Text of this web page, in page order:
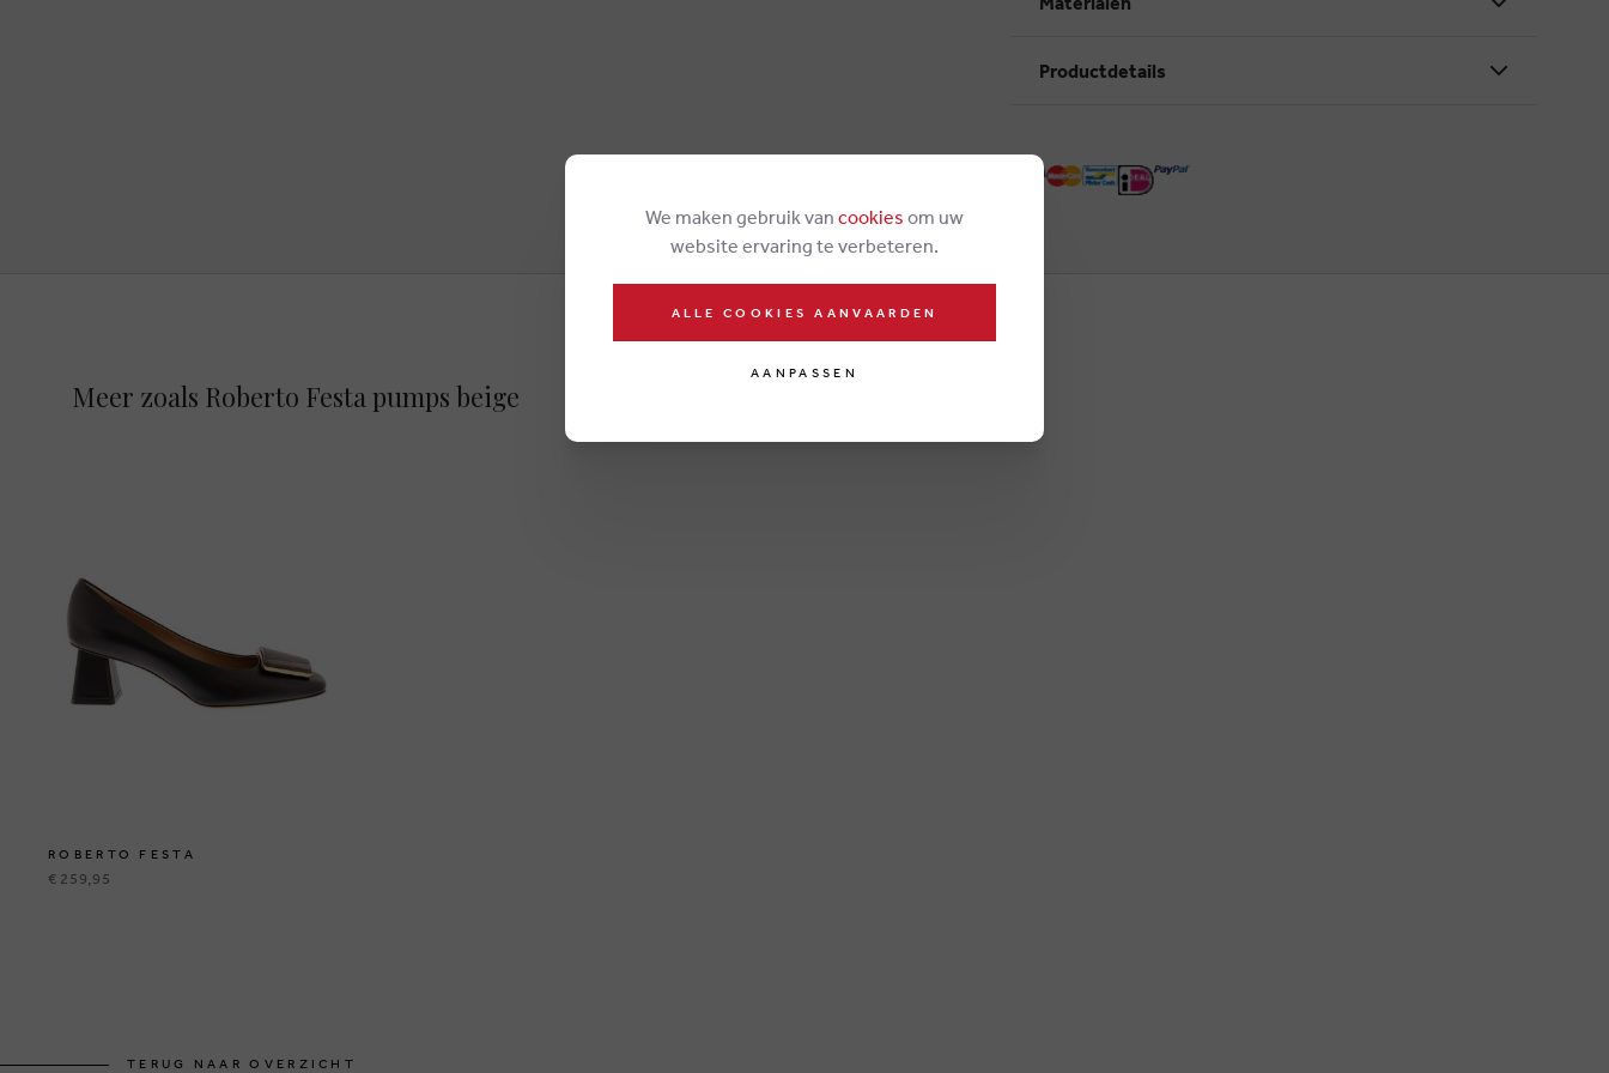
Productdetails
Meer zoals Roberto Festa pumps beige
ROBERTO FESTA
€ 259,95
TERUG NAAR OVERZICHT
We maken gebruik van cookies om uw
website ervaring te verbeteren.
ALLE COOKIES AANVAARDEN
AANPASSEN